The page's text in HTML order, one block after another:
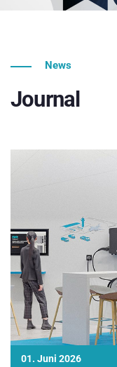
News
Journal
01. Juni 2026